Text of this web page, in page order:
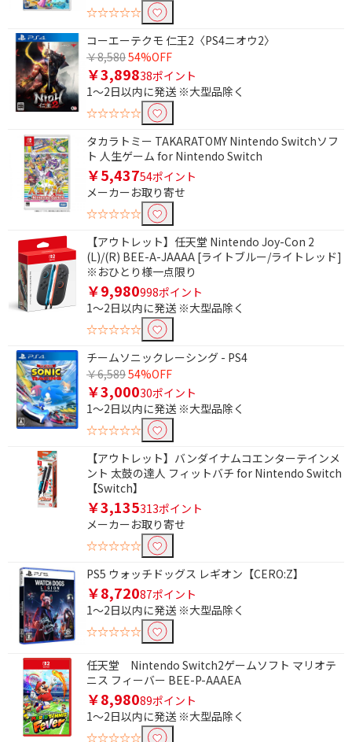
☆☆☆☆☆
コーエーテクモ 仁王2〈PS4ニオウ2〉
￥8,58054%OFF
￥3,89838ポイント
1～2日以内に発送 ※大型品除く
☆☆☆☆☆
タカラトミー TAKARATOMY Nintendo Switchソフ
ト 人生ゲーム for Nintendo Switch
￥5,43754ポイント
メーカーお取り寄せ
☆☆☆☆☆
【アウトレット】任天堂 Nintendo Joy-Con 2
(L)/(R) BEE-A-JAAAA [ライトブルー/ライトレッド]
※おひとり様一点限り
￥9,980998ポイント
1～2日以内に発送 ※大型品除く
☆☆☆☆☆
チームソニックレーシング - PS4
￥6,58954%OFF
￥3,00030ポイント
1～2日以内に発送 ※大型品除く
☆☆☆☆☆
【アウトレット】バンダイナムコエンターテインメ
ント 太鼓の達人 フィットバチ for Nintendo Switch
【Switch】
￥3,135313ポイント
メーカーお取り寄せ
☆☆☆☆☆
PS5 ウォッチドッグス レギオン【CERO:Z】
￥8,72087ポイント
1～2日以内に発送 ※大型品除く
☆☆☆☆☆
任天堂 Nintendo Switch2ゲームソフト マリオテ
ニス フィーバー BEE-P-AAAEA
￥8,98089ポイント
1～2日以内に発送 ※大型品除く
☆☆☆☆☆